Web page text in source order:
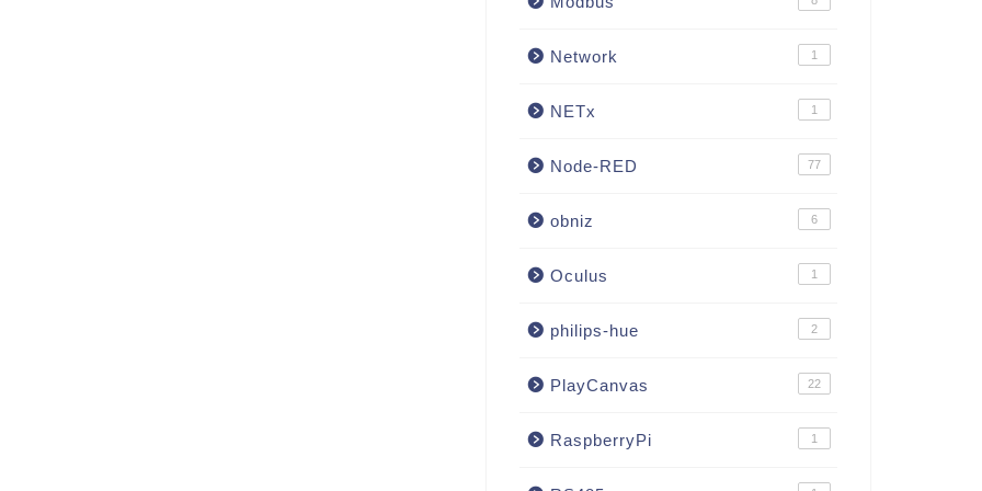
Network 1
NETx 1
Node-RED 77
obniz 6
Oculus 1
philips-hue 2
PlayCanvas 22
RaspberryPi 1